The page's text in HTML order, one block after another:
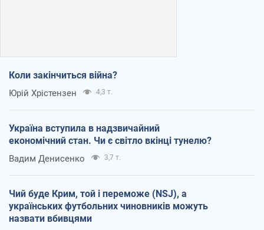
Коли закінчиться війна?
Юрій Хрістензен 4,3 т.
Україна вступила в надзвичайний
економічний стан. Чи є світло вкінці тунелю?
Вадим Денисенко 3,7 т.
Чий буде Крим, той і переможе (NSJ), а
українських футбольних чиновників можуть
назвати вбивцями